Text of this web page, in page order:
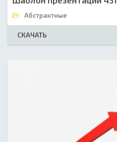
Абстрактные
СКАЧАТЬ